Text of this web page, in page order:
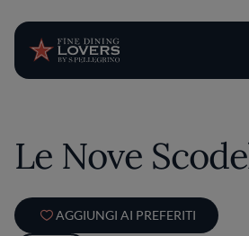
Le Nove
AGGIUNGI AI PREFERITI